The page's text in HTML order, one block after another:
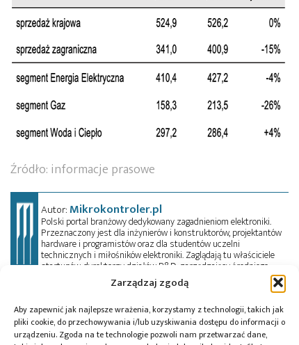
Zarządzaj zgodą
Aby zapewnić jak najlepsze wrażenia, korzystamy z technologii, takich jak
pliki cookie, do przechowywania i/lub uzyskiwania dostępu do informacji o
urządzeniu. Zgoda na te technologie pozwoli nam przetwarzać dane,
Źródło: informacje prasowe
Autor:Mikrokontroler.pl
Polski portal branżowy dedykowany zagadnieniom elektroniki.
Przeznaczony jest dla inżynierów i konstruktorów, projektantów
hardware i programistów oraz dla studentów uczelni
technicznych i miłośników elektroniki. Zaglądają tu właściciele
startupów, dyrektorzy działów R&D, zarządzający średniego
szczebla i prezesi dużych przedsiębiorstw. Oprócz artykułów
technicznych, czytelnik znajdzie tu porady i pełne kursy
oferty pracy. Przeczyta wywiady, przejrzy aktualności z branży w
kraju i na świecie oraz zadeklaruje swój udział w wydarzeniach,
szkoleniach i konferencjach. Mikrokontroler.pl pełni również rolę